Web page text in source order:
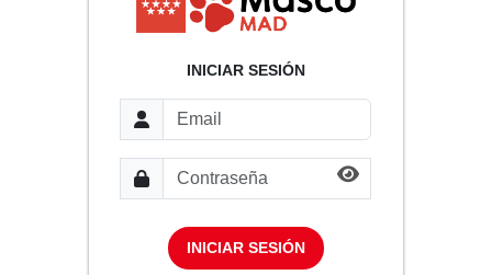
INICIAR SESIÓN
INICIAR SESIÓN